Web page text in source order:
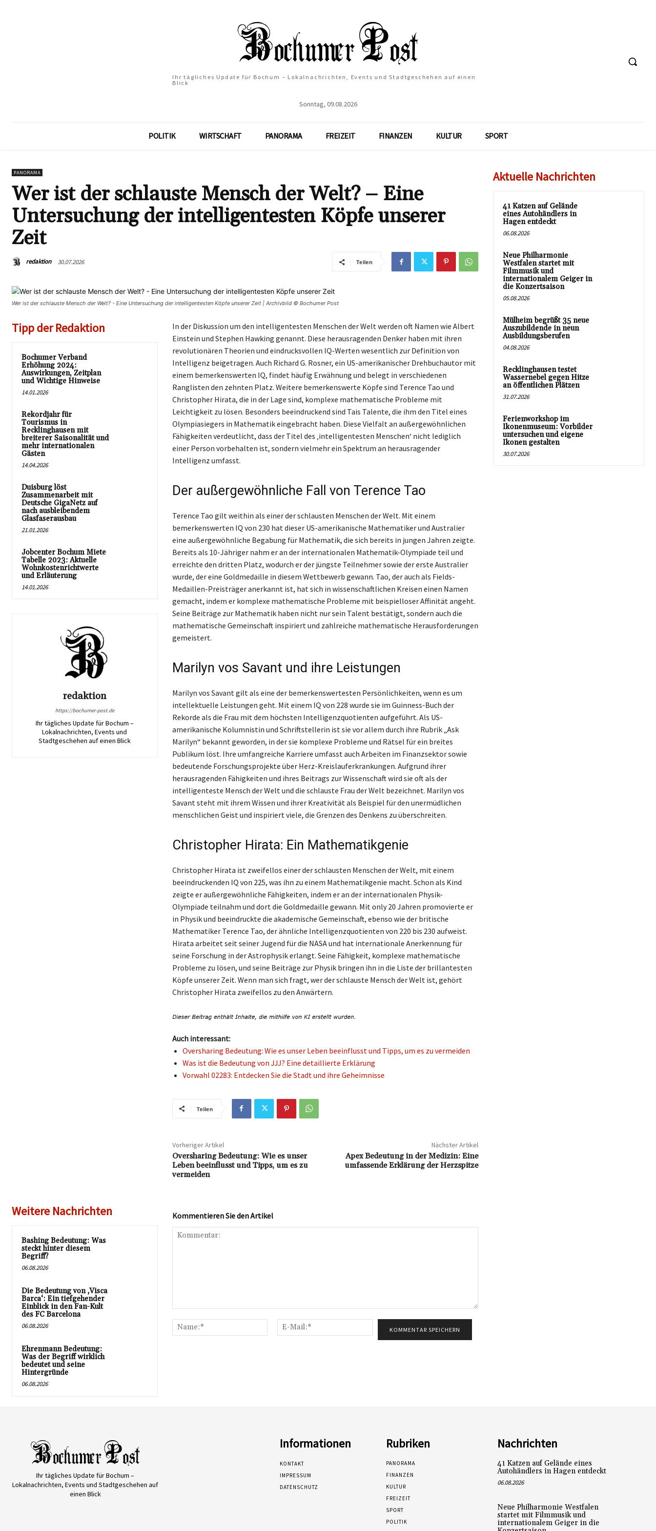
Ihr tägliches Update für Bochum – Lokalnachrichten, Events und Stadtgeschehen auf einen
Blick
Sonntag, 09.08.2026
POLITIK WIRTSCHAFT PANORAMA FREIZEIT FINANZEN KULTUR SPORT
PANORAMA
Wer ist der schlauste Mensch der Welt? – Eine
Untersuchung der intelligentesten Köpfe unserer
Zeit
redaktion 30.07.2026 Teilen
Wer ist der schlauste Mensch der Welt? - Eine Untersuchung der intelligentesten Köpfe unserer Zeit | Archivbild © Bochumer Post
Tipp der Redaktion
Bochumer Verband
Erhöhung 2024:
Auswirkungen, Zeitplan
und Wichtige Hinweise
14.01.2026
Rekordjahr für
Tourismus in
Recklinghausen mit
breiterer Saisonalität und
mehr internationalen
Gästen
14.04.2026
Duisburg löst
Zusammenarbeit mit
Deutsche GigaNetz auf
nach ausbleibendem
Glasfaserausbau
21.01.2026
Jobcenter Bochum Miete
Tabelle 2023: Aktuelle
Wohnkostenrichtwerte
und Erläuterung
14.01.2026
redaktion
https://bochumer-post.de
Ihr tägliches Update für Bochum –
Lokalnachrichten, Events und
Stadtgeschehen auf einen Blick
In der Diskussion um den intelligentesten Menschen der Welt werden oft Namen wie Albert
Einstein und Stephen Hawking genannt. Diese herausragenden Denker haben mit ihren
revolutionären Theorien und eindrucksvollen IQ-Werten wesentlich zur Definition von
Intelligenz beigetragen. Auch Richard G. Rosner, ein US-amerikanischer Drehbuchautor mit
einem bemerkenswerten IQ, findet häufig Erwähnung und belegt in verschiedenen
Ranglisten den zehnten Platz. Weitere bemerkenswerte Köpfe sind Terence Tao und
Christopher Hirata, die in der Lage sind, komplexe mathematische Probleme mit
Leichtigkeit zu lösen. Besonders beeindruckend sind Tais Talente, die ihm den Titel eines
Olympiasiegers in Mathematik eingebracht haben. Diese Vielfalt an außergewöhnlichen
Fähigkeiten verdeutlicht, dass der Titel des ‚intelligentesten Menschen‘ nicht lediglich
einer Person vorbehalten ist, sondern vielmehr ein Spektrum an herausragender
Intelligenz umfasst.
Der außergewöhnliche Fall von Terence Tao
Terence Tao gilt weithin als einer der schlausten Menschen der Welt. Mit einem
bemerkenswerten IQ von 230 hat dieser US-amerikanische Mathematiker und Australier
eine außergewöhnliche Begabung für Mathematik, die sich bereits in jungen Jahren zeigte.
Bereits als 10-Jähriger nahm er an der internationalen Mathematik-Olympiade teil und
erreichte den dritten Platz, wodurch er der jüngste Teilnehmer sowie der erste Australier
wurde, der eine Goldmedaille in diesem Wettbewerb gewann. Tao, der auch als Fields-
Medaillen-Preisträger anerkannt ist, hat sich in wissenschaftlichen Kreisen einen Namen
gemacht, indem er komplexe mathematische Probleme mit beispielloser Affinität angeht.
Seine Beiträge zur Mathematik haben nicht nur sein Talent bestätigt, sondern auch die
mathematische Gemeinschaft inspiriert und zahlreiche mathematische Herausforderungen
gemeistert.
Marilyn vos Savant und ihre Leistungen
Marilyn vos Savant gilt als eine der bemerkenswertesten Persönlichkeiten, wenn es um
intellektuelle Leistungen geht. Mit einem IQ von 228 wurde sie im Guinness-Buch der
Rekorde als die Frau mit dem höchsten Intelligenzquotienten aufgeführt. Als US-
amerikanische Kolumnistin und Schriftstellerin ist sie vor allem durch ihre Rubrik „Ask
Marilyn“ bekannt geworden, in der sie komplexe Probleme und Rätsel für ein breites
Publikum löst. Ihre umfangreiche Karriere umfasst auch Arbeiten im Finanzsektor sowie
bedeutende Forschungsprojekte über Herz-Kreislauferkrankungen. Aufgrund ihrer
herausragenden Fähigkeiten und ihres Beitrags zur Wissenschaft wird sie oft als der
intelligenteste Mensch der Welt und die schlauste Frau der Welt bezeichnet. Marilyn vos
Savant steht mit ihrem Wissen und ihrer Kreativität als Beispiel für den unermüdlichen
menschlichen Geist und inspiriert viele, die Grenzen des Denkens zu überschreiten.
Christopher Hirata: Ein Mathematikgenie
Christopher Hirata ist zweifellos einer der schlausten Menschen der Welt, mit einem
beeindruckenden IQ von 225, was ihn zu einem Mathematikgenie macht. Schon als Kind
zeigte er außergewöhnliche Fähigkeiten, indem er an der internationalen Physik-
Olympiade teilnahm und dort die Goldmedaille gewann. Mit only 20 Jahren promovierte er
in Physik und beeindruckte die akademische Gemeinschaft, ebenso wie der britische
Mathematiker Terence Tao, der ähnliche Intelligenzquotienten von 220 bis 230 aufweist.
Hirata arbeitet seit seiner Jugend für die NASA und hat internationale Anerkennung für
seine Forschung in der Astrophysik erlangt. Seine Fähigkeit, komplexe mathematische
Probleme zu lösen, und seine Beiträge zur Physik bringen ihn in die Liste der brillantesten
Köpfe unserer Zeit. Wenn man sich fragt, wer der schlauste Mensch der Welt ist, gehört
Christopher Hirata zweifellos zu den Anwärtern.
Auch interessant:
Oversharing Bedeutung: Wie es unser Leben beeinflusst und Tipps, um es zu vermeiden
Was ist die Bedeutung von JJJ? Eine detaillierte Erklärung
Vorwahl 02283: Entdecken Sie die Stadt und ihre Geheimnisse
Teilen
Vorheriger Artikel
Oversharing Bedeutung: Wie es unser
Leben beeinflusst und Tipps, um es zu
vermeiden
Nächster Artikel
Apex Bedeutung in der Medizin: Eine
umfassende Erklärung der Herzspitze
Weitere Nachrichten
Bashing Bedeutung: Was
steckt hinter diesem
Begriff?
06.08.2026
Die Bedeutung von ‚Visca
Barca‘: Ein tiefgehender
Einblick in den Fan-Kult
des FC Barcelona
06.08.2026
Ehrenmann Bedeutung:
Was der Begriff wirklich
bedeutet und seine
Hintergründe
06.08.2026
Kommentieren Sie den Artikel
Name:*
Mail:*
Aktuelle Nachrichten
41 Katzen auf Gelände
eines Autohändlers in
Hagen entdeckt
06.08.2026
Neue Philharmonie
Westfalen startet mit
Filmmusik und
internationalem Geiger in
die Konzertsaison
05.08.2026
Mülheim begrüßt 35 neue
Auszubildende in neun
Ausbildungsberufen
04.08.2026
Recklinghausen testet
Wassernebel gegen Hitze
an öffentlichen Plätzen
31.07.2026
Ferienworkshop im
Ikonenmuseum: Vorbilder
untersuchen und eigene
Ikonen gestalten
30.07.2026
Ihr tägliches Update für Bochum –
Lokalnachrichten, Events und Stadtgeschehen auf
einen Blick
Informationen
KONTAKT
IMPRESSUM
DATENSCHUTZ
Rubriken
PANORAMA
FINANZEN
KULTUR
FREIZEIT
SPORT
POLITIK
Nachrichten
41 Katzen auf Gelände eines
Autohändlers in Hagen entdeckt
06.08.2026
Neue Philharmonie Westfalen
startet mit Filmmusik und
internationalem Geiger in die